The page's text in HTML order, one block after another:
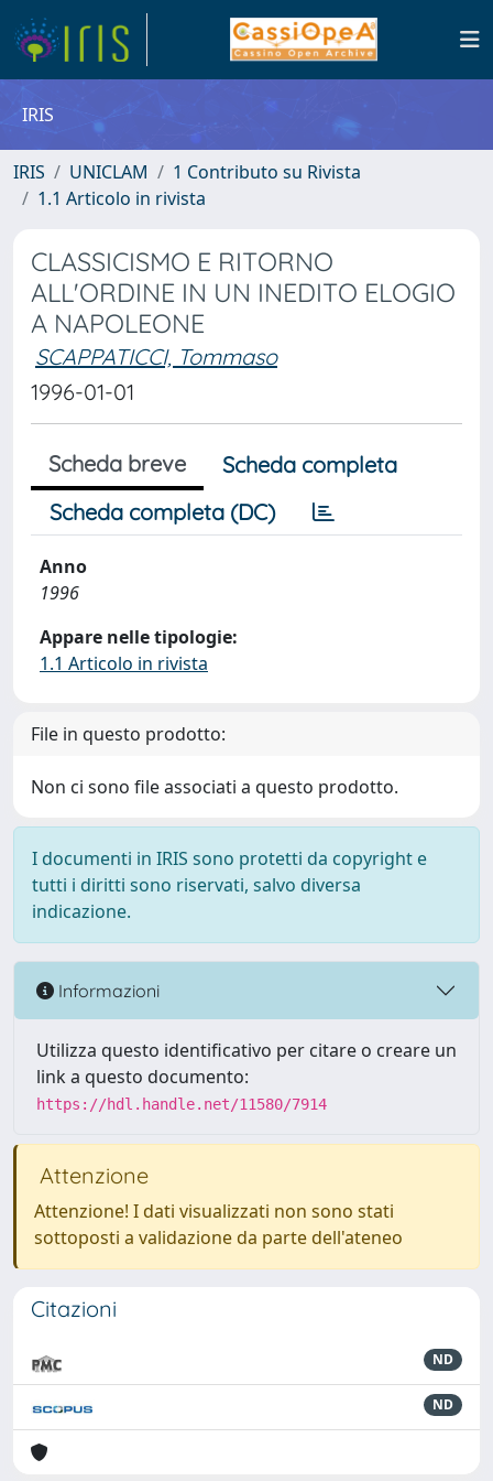
IRIS
IRIS UNICLAM
1 Contributo su Rivista
1.1 Articolo in rivista
CLASSICISMO E RITORNO
ALL'ORDINE IN UN INEDITO ELOGIO
A NAPOLEONE
SCAPPATICCI, Tommaso
1996-01-01
Scheda breve
Scheda completa
Scheda completa (DC)
Anno
1996
Appare nelle tipologie:
1.1 Articolo in rivista
File in questo prodotto:
Non ci sono file associati a questo prodotto.
I documenti in IRIS sono protetti da copyright e
tutti i diritti sono riservati, salvo diversa
indicazione.
Informazioni
Utilizza questo identificativo per citare o creare un
link a questo documento:
https://hdl.handle.net/11580/7914
Attenzione
Attenzione! I dati visualizzati non sono stati
sottoposti a validazione da parte dell'ateneo
Citazioni
ND
ND